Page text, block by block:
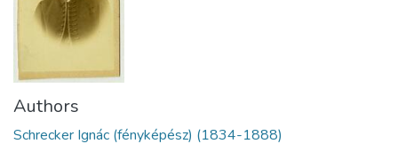
Authors
Schrecker Ignác (fényképész) (1834-1888)